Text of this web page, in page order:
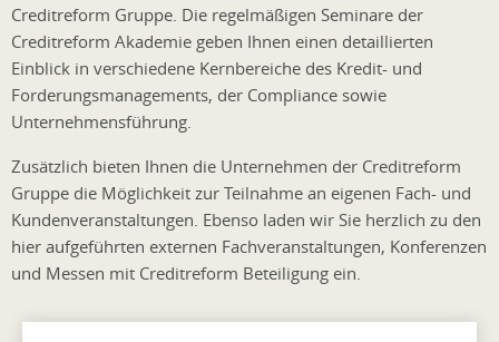
Creditreform Gruppe. Die regelmäßigen Seminare der
Creditreform Akademie geben Ihnen einen detaillierten
Einblick in verschiedene Kernbereiche des Kredit- und
Forderungsmanagements, der Compliance sowie
Unternehmensführung.
Zusätzlich bieten Ihnen die Unternehmen der Creditreform
Gruppe die Möglichkeit zur Teilnahme an eigenen Fach- und
Kundenveranstaltungen. Ebenso laden wir Sie herzlich zu den
hier aufgeführten externen Fachveranstaltungen, Konferenzen
und Messen mit Creditreform Beteiligung ein.